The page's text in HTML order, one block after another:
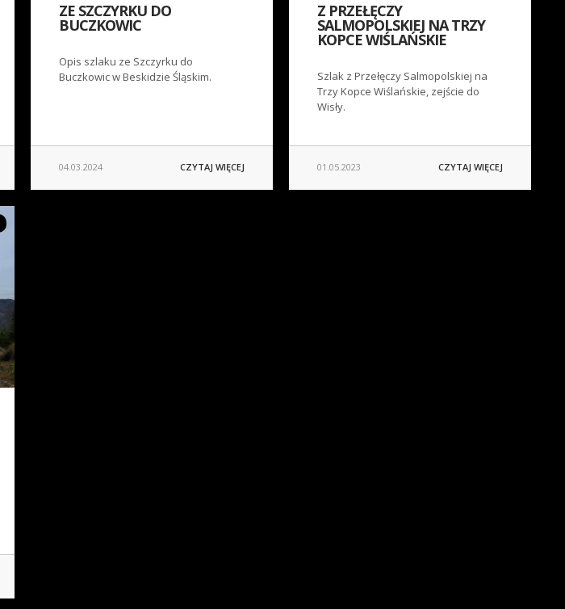
ZE SZCZYRKU DO
BUCZKOWIC
Opis szlaku ze Szczyrku do
Buczkowic w Beskidzie Śląskim.
04.03.2024 CZYTAJ WIĘCEJ
Z PRZEŁĘCZY
SALMOPOLSKIEJ NA TRZY
KOPCE WIŚLAŃSKIE
Szlak z Przełęczy Salmopolskiej na
Trzy Kopce Wiślańskie, zejście do
Wisły.
01.05.2023 CZYTAJ WIĘCEJ